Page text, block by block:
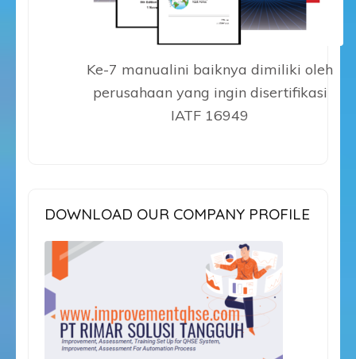
Ke-7 manualini baiknya dimiliki oleh
perusahaan yang ingin disertifikasi
IATF 16949
DOWNLOAD OUR COMPANY PROFILE